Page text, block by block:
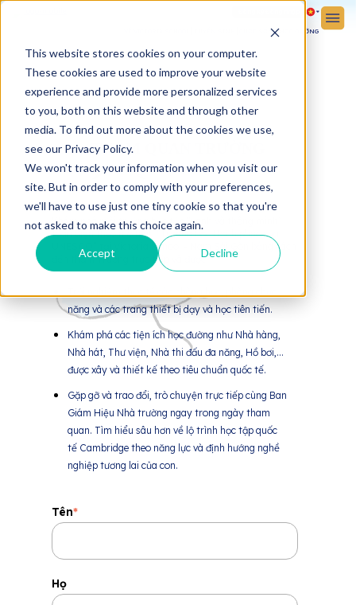
This website stores cookies on your computer.
These cookies are used to improve your website
experience and provide more personalized services
to you, both on this website and through other
media. To find out more about the cookies we use,
see our Privacy Policy.
We won't track your information when you visit our
site. But in order to comply with your preferences,
we'll have to use just one tiny cookie so that you're
not asked to make this choice again.
Accept Decline
CUỘC SỐNG HỌC ĐƯỜNG
THAM QUAN TRƯỜNG
Khám phá môi trường học tập “xanh và thông minh”
toàn diện theo mô hình “Trường học Hạnh phúc của
UNESCO” tại Victoria School - Nam Sài Gòn bằng cách
đến thăm Trường trực tiếp và được:
năng và các trang thiết bị dạy và học tiên tiến.
Khám phá các tiện ích học đường như Nhà hàng,
Nhà hát, Thư viện, Nhà thi đấu đa năng, Hồ bơi,...
được xây và thiết kế theo tiêu chuẩn quốc tế.
Gặp gỡ và trao đổi, trò chuyện trực tiếp cùng Ban
Giám Hiệu Nhà trường ngay trong ngày tham
quan. Tìm hiểu sâu hơn về lộ trình học tập quốc
tế Cambridge theo năng lực và định hướng nghề
nghiệp tương lai của con.
Tên*
Họ